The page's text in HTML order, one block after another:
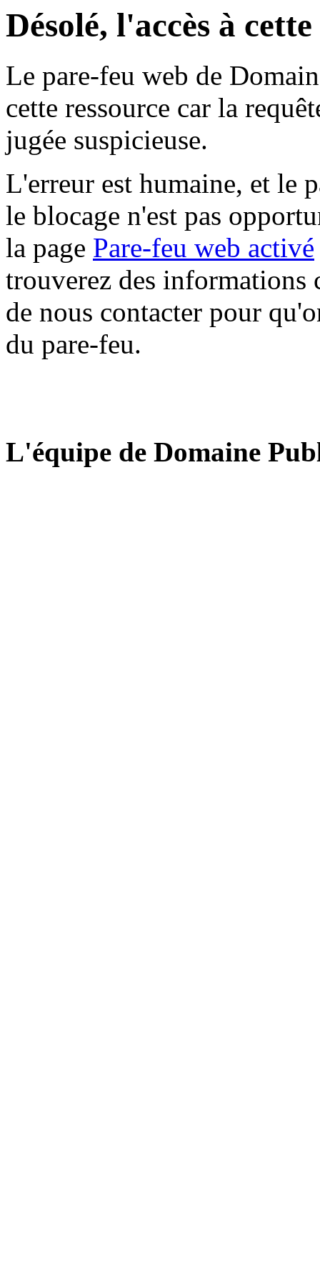
Désolé, l'accès à
Le pare-feu web de
cette ressource car la
jugée suspicieuse.
L'erreur est humaine, et le
le blocage n'est pas
la page Pare-feu web activé
trouverez des informations
de nous contacter pour
du pare-feu.
L'équipe de Domaine